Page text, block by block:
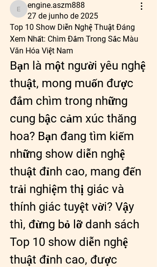
engine.aszm888
engine.aszm888
27 de junho de 2025
Top 10 Show Diễn Nghệ Thuật Đáng
Xem Nhất: Chìm Đắm Trong Sắc Màu
Văn Hóa Việt Nam
Bạn là một người yêu nghệ
thuật, mong muốn được
đắm chìm trong những
cung bậc cảm xúc thăng
hoa? Bạn đang tìm kiếm
những show diễn nghệ
thuật đỉnh cao, mang đến
trải nghiệm thị giác và
thính giác tuyệt vời? Vậy
Top 10 show diễn nghệ
thuật đỉnh cao, được